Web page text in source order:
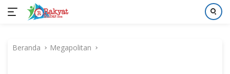
kontenBeranda Megapolitan